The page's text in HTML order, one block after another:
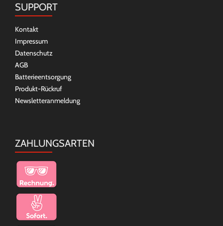
SUPPORT
Kontakt
Impressum
Datenschutz
AGB
Batterieentsorgung
Produkt-Rückruf
Newsletteranmeldung
ZAHLUNGSARTEN